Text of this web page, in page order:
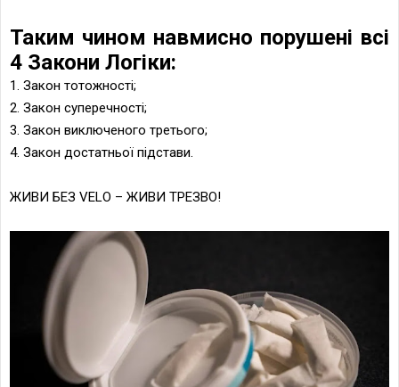
Таким чином навмисно порушені всі
4 Закони Логіки:
1. Закон тотожності;
2. Закон суперечності;
3. Закон виключеного третього;
4. Закон достатньої підстави.
ЖИВИ БЕЗ VELO – ЖИВИ ТРЕЗВО!